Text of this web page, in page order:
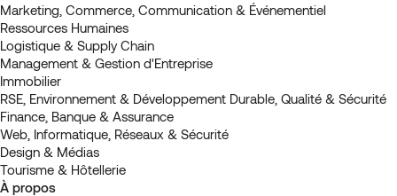
Marketing, Commerce, Communication & Événementiel
Ressources Humaines
Logistique & Supply Chain
Management & Gestion d'Entreprise
Immobilier
RSE, Environnement & Développement Durable, Qualité & Sécurité
Finance, Banque & Assurance
Web, Informatique, Réseaux & Sécurité
Design & Médias
Tourisme & Hôtellerie
À propos